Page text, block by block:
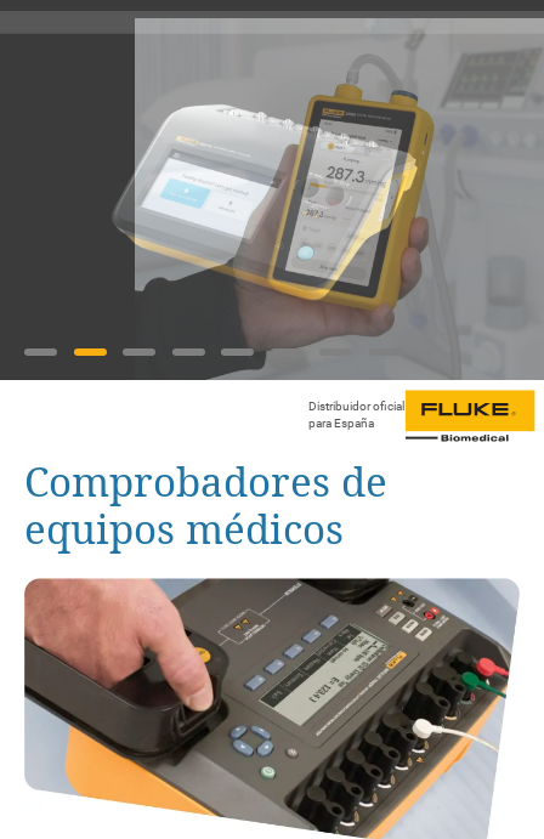
• •
Distribuidor oficial
para España
Comprobadores de
equipos médicos